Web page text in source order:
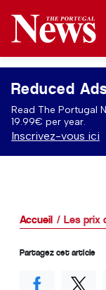
Reduced
Read The Portugal
19.99€ per year.
Inscrivez-vous ici
Accueil Les prix
Partagez cet article